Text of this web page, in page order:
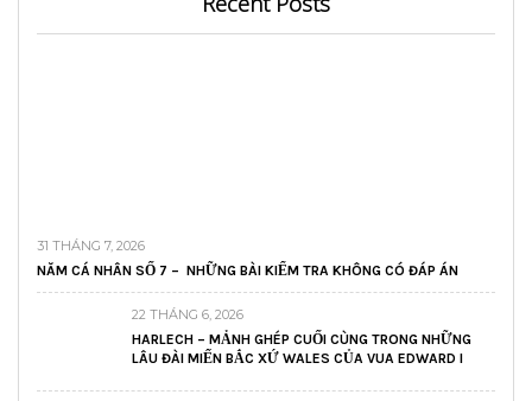
31 THÁNG 7, 2026
NĂM CÁ NHÂN SỐ 7 – NHỮNG BÀI KIỂM TRA KHÔNG CÓ ĐÁP ÁN
22 THÁNG 6, 2026
HARLECH – MẢNH GHÉP CUỐI CÙNG TRONG NHỮNG
LÂU ĐÀI MIẾN BẮC XỨ WALES CỦA VUA EDWARD I